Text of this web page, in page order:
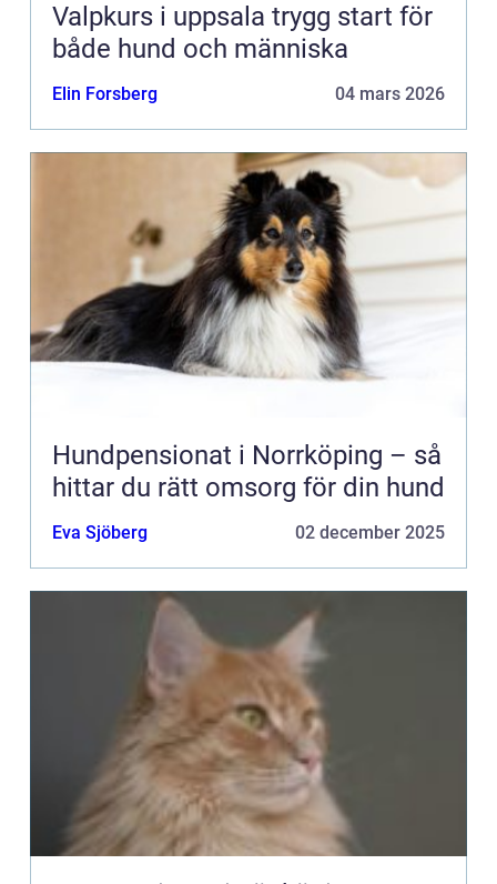
Valpkurs i uppsala trygg start för
både hund och människa
Elin Forsberg 04 mars 2026
Hundpensionat i Norrköping – så
hittar du rätt omsorg för din hund
Eva Sjöberg 02 december 2025